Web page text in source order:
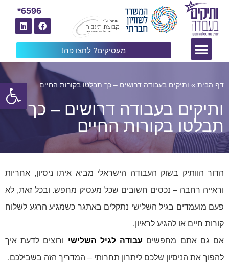
מעסיקים? לחצו פה!
6596*
דף הבית » ותיקים בעבודה דרושים – כך תבלטו בקורות החיים
ותיקים בעבודה דרושים – כך
תבלטו בקורות החיים
הדור הוותיק בשוק העבודה הישראלי מביא איתו ניסיון, אחריות
וראייה רחבה – נכסים חשובים שכל מעסיק מחפש. ובכל זאת, לא
פעם מועמדים בגיל השלישי נתקלים באתגר כשמגיע הרגע לשלוח
קורות חיים או להגיע לראיון.
אם גם אתם מחפשים עבודה לגיל השלישי ורוצים לדעת איך
להפוך את הניסיון שלכם ליתרון תחרותי – המדריך הזה בשבילכם.